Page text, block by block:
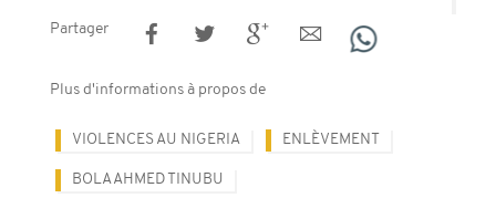
Partager
Plus d'informations à propos de
VIOLENCES AU NIGERIA ENLÈVEMENT
BOLA AHMED TINUBU